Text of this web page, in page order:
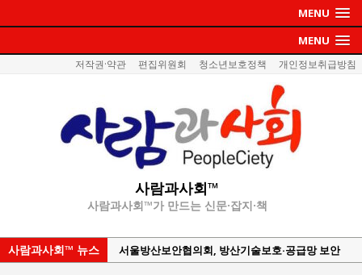
MENU
MENU
저작권·약관 편집위원회 청소년보호정책 개인정보취급방침
사람과사회™
사람과사회™가 만드는 신문·잡지·책
사람과사회™ 뉴스
서울방산보안협의회, 방산기술보호·공급망 보안